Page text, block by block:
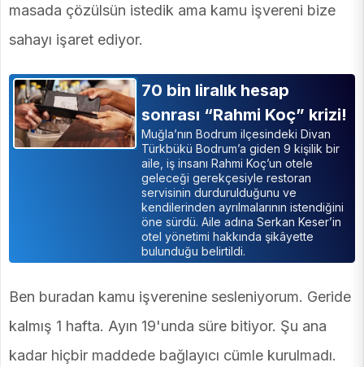
masada çözülsün istedik ama kamu işvereni bize
sahayı işaret ediyor.
70 bin liralık hesap
sonrası “Rahmi Koç” krizi!
Muğla’nın Bodrum ilçesindeki Divan
Türkbükü Bodrum’a giden 9 kişilik bir
aile, iş insanı Rahmi Koç’un otele
geleceği gerekçesiyle restoran
servisinin durdurulduğunu ve
kendilerinden ayrılmalarının istendiğini
öne sürdü. Aile adına Serkan Keser’in
otel yönetimi hakkında şikâyette
bulunduğu belirtildi.
Ben buradan kamu işverenine sesleniyorum. Geride
kalmış 1 hafta. Ayın 19'unda süre bitiyor. Şu ana
kadar hiçbir maddede bağlayıcı cümle kurulmadı.